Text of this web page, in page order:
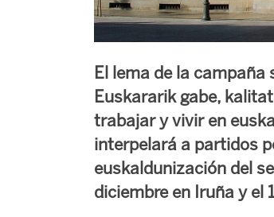
El lema de la
Euskararik gabe,
trabajar y vivir en
interpelará a partidos
euskaldunización del
diciembre en Iruña y el